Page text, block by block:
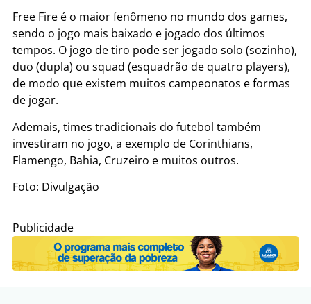
Free Fire é o maior fenômeno no mundo dos games,
sendo o jogo mais baixado e jogado dos últimos
tempos. O jogo de tiro pode ser jogado solo (sozinho),
duo (dupla) ou squad (esquadrão de quatro players),
de modo que existem muitos campeonatos e formas
de jogar.
Ademais, times tradicionais do futebol também
investiram no jogo, a exemplo de Corinthians,
Flamengo, Bahia, Cruzeiro e muitos outros.
Foto: Divulgação
Publicidade